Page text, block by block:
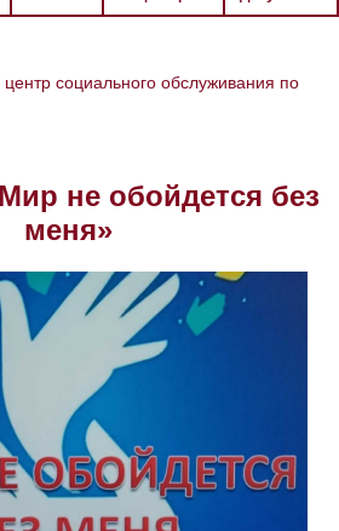
РАЗМЕР ТЕКСТА
ИЗОБРАЖЕНИЯ
Скрыть Ч/б
по умолчанию
социального обслуживания по
не обойдется без
меня»